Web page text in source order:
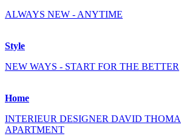
ALWAYS NEW - ANYTIME
Style
NEW WAYS - START FOR THE BETTER
Home
INTERIEUR DESIGNER DAVID
APARTMENT